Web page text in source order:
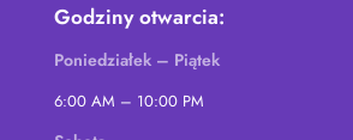
Godziny otwarcia:
Poniedziałek – Piątek
6:00 AM – 10:00 PM